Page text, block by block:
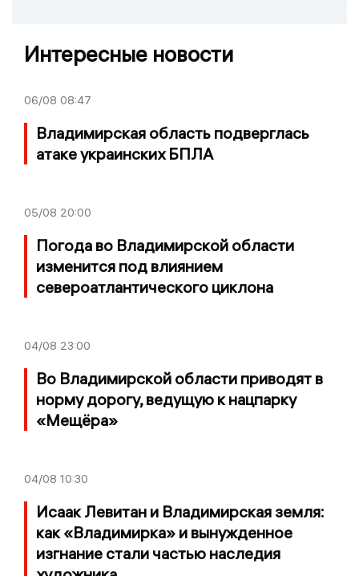
Интересные новости
06/08 08:47
Владимирская область подверглась
атаке украинских БПЛА
05/08 20:00
Погода во Владимирской области
изменится под влиянием
североатлантического циклона
04/08 23:00
Во Владимирской области приводят в
норму дорогу, ведущую к нацпарку
«Мещёра»
04/08 10:30
Исаак Левитан и Владимирская земля:
как «Владимирка» и вынужденное
изгнание стали частью наследия